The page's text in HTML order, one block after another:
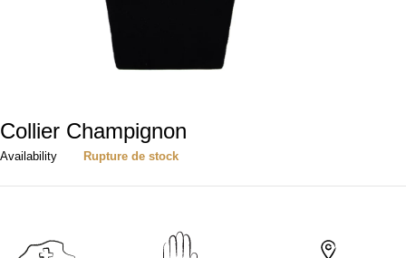
Collier Champignon
Availability Rupture de stock